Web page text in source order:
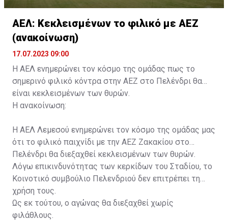
ΑΕΛ: Κεκλεισμένων το φιλικό με ΑΕΖ
(ανακοίνωση)
17.07.2023 09:00
Η ΑΕΛ ενημερώνει τον κόσμο της ομάδας πως το
σημερινό φιλικό κόντρα στην ΑΕΖ στο Πελένδρι θα
είναι κεκλεισμένων των θυρών.
Η ανακοίνωση:
Η ΑΕΛ Λεμεσού ενημερώνει τον κόσμο της ομάδας μας
ότι το φιλικό παιχνίδι με την ΑΕΖ Ζακακίου στο
Πελένδρι θα διεξαχθεί κεκλεισμένων των θυρών.
Λόγω επικινδυνότητας των κερκίδων του Σταδίου, το
Κοινοτικό συμβούλιο Πελενδριού δεν επιτρέπει τη
χρήση τους.
Ως εκ τούτου, ο αγώνας θα διεξαχθεί χωρίς
φιλάθλους.